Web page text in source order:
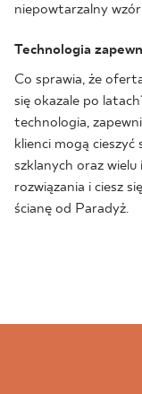
niepowtarzalny
Technologia
Co sprawia, że
się okazale po
technologia,
klienci mogą
szklanych oraz
rozwiązania i ciesz
ścianę od Paradyż.